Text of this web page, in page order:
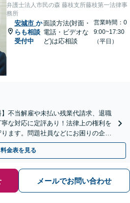
弁護士法人市民の森 藤枝支所藤枝第一法律事
務所
安城市 か
らも相談
受付中
面談方法(対面・
電話・ビデオな
ど)は応相談
営業時間：0
9:00~17:30
（平日）
】不当解雇や未払い残業代請求、退職
な対応に定評あり！法律上の権利を
ます。問題社員などにお困りの企業
相談可】【法テラス可】
料金表を見る
メールでお問い合わせ